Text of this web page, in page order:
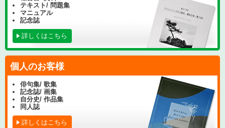
テキスト/ 問題集
マニュアル
記念誌
詳しくはこちら
個人のお客様
俳句集/ 歌集
記念誌/ 画集
自分史/ 作品集
同人誌
詳しくはこちら